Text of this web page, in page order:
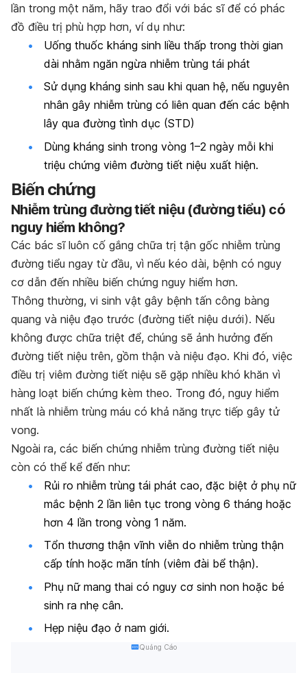
lần trong một năm, hãy trao đổi với bác sĩ để có phác
đồ điều trị phù hợp hơn, ví dụ như:
Uống thuốc kháng sinh liều thấp trong thời gian
dài nhằm ngăn ngừa nhiễm trùng tái phát
Sử dụng kháng sinh sau khi quan hệ, nếu nguyên
nhân gây nhiễm trùng có liên quan đến các bệnh
lây qua đường tình dục (STD)
Dùng kháng sinh trong vòng 1–2 ngày mỗi khi
triệu chứng viêm đường tiết niệu xuất hiện.
Biến chứng
Nhiễm trùng đường tiết niệu (đường tiểu) có
nguy hiểm không?
Các bác sĩ luôn cố gắng chữa trị tận gốc nhiễm trùng
đường tiểu ngay từ đầu, vì nếu kéo dài, bệnh có nguy
cơ dẫn đến nhiều biến chứng nguy hiểm hơn.
Thông thường, vi sinh vật gây bệnh tấn công bàng
quang và niệu đạo trước (đường tiết niệu dưới). Nếu
không được chữa triệt để, chúng sẽ ảnh hưởng đến
đường tiết niệu trên, gồm thận và niệu đạo. Khi đó, việc
điều trị viêm đường tiết niệu sẽ gặp nhiều khó khăn vì
hàng loạt biến chứng kèm theo. Trong đó, nguy hiểm
nhất là nhiễm trùng máu có khả năng trực tiếp gây tử
vong.
Ngoài ra, các biến chứng nhiễm trùng đường tiết niệu
còn có thể kể đến như:
Rủi ro nhiễm trùng tái phát cao, đặc biệt ở phụ nữ
mắc bệnh 2 lần liên tục trong vòng 6 tháng hoặc
hơn 4 lần trong vòng 1 năm.
Tổn thương thận vĩnh viễn do nhiễm trùng thận
cấp tính hoặc mãn tính (viêm đài bể thận).
Phụ nữ mang thai có nguy cơ sinh non hoặc bé
sinh ra nhẹ cân.
Hẹp niệu đạo ở nam giới.
Quảng Cáo